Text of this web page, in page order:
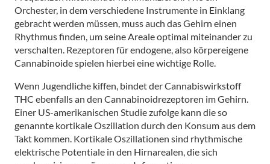
Orchester, in dem verschiedene Instrumente in Einklang
gebracht werden müssen, muss auch das Gehirn einen
Rhythmus finden, um seine Areale optimal miteinander zu
verschalten. Rezeptoren für endogene, also körpereigene
Cannabinoide spielen hierbei eine wichtige Rolle.
Wenn Jugendliche kiffen, bindet der Cannabiswirkstoff
THC ebenfalls an den Cannabinoidrezeptoren im Gehirn.
Einer US-amerikanischen Studie zufolge kann die so
genannte kortikale Oszillation durch den Konsum aus dem
Takt kommen. Kortikale Oszillationen sind rhythmische
elektrische Potentiale in den Hirnarealen, die sich